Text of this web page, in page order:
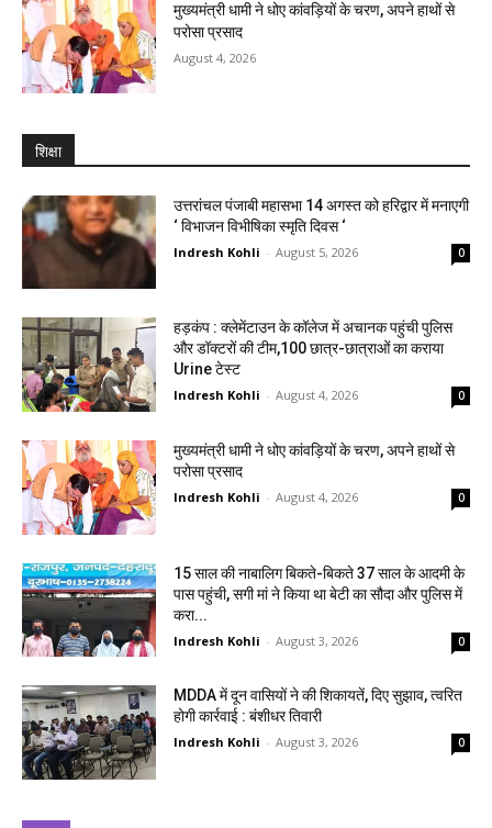
मुख्यमंत्री धामी ने धोए कांवड़ियों के चरण, अपने हाथों से
परोसा प्रसाद
August 4, 2026
शिक्षा
उत्तरांचल पंजाबी महासभा 14 अगस्त को हरिद्वार में मनाएगी
‘ विभाजन विभीषिका स्मृति दिवस ‘
Indresh Kohli - August 5, 2026 0
हड़कंप : क्लेमेंटाउन के कॉलेज में अचानक पहुंची पुलिस
और डॉक्टरों की टीम,100 छात्र-छात्राओं का कराया
Urine टेस्ट
Indresh Kohli - August 4, 2026 0
मुख्यमंत्री धामी ने धोए कांवड़ियों के चरण, अपने हाथों से
परोसा प्रसाद
Indresh Kohli - August 4, 2026 0
15 साल की नाबालिग बिकते-बिकते 37 साल के आदमी के
पास पहुंची, सगी मां ने किया था बेटी का सौदा और पुलिस में
करा...
Indresh Kohli - August 3, 2026 0
MDDA में दून वासियों ने की शिकायतें, दिए सुझाव, त्वरित
होगी कार्रवाई : बंशीधर तिवारी
Indresh Kohli - August 3, 2026 0